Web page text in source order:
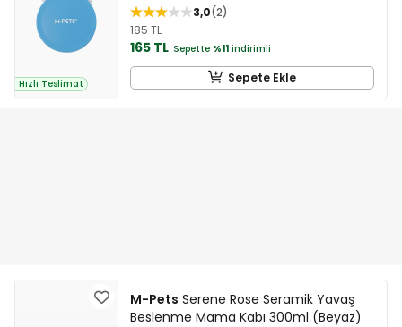
Hızlı Teslimat
3,0 2
185 TL
165 TL Sepette %11 indirimli
Sepete Ekle
M-Pets Serene Rose Seramik Yavaş
Beslenme Mama Kabı 300ml (Beyaz)